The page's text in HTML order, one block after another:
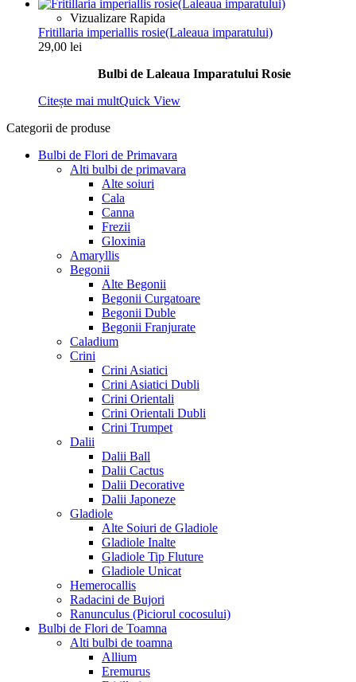
Vizualizare Rapida
Fritillaria imperiallis rosie(Laleaua imparatului)
29,00 lei
Bulbi de Laleaua Imparatului Rosie
Citește mai multQuick View
Categorii de produse
Bulbi de Flori de Primavara
Alti bulbi de primavara
Alte soiuri
Cala
Canna
Frezii
Gloxinia
Amaryllis
Begonii
Alte Begonii
Begonii Curgatoare
Begonii Duble
Begonii Franjurate
Caladium
Crini
Crini Asiatici
Crini Asiatici Dubli
Crini Orientali
Crini Orientali Dubli
Crini Trumpet
Dalii
Dalii Ball
Dalii Cactus
Dalii Decorative
Dalii Japoneze
Gladiole
Alte Soiuri de Gladiole
Gladiole Inalte
Gladiole Tip Fluture
Gladiole Unicat
Hemerocallis
Radacini de Bujori
Ranunculus (Piciorul cocosului)
Bulbi de Flori de Toamna
Alti bulbi de toamna
Allium
Eremurus